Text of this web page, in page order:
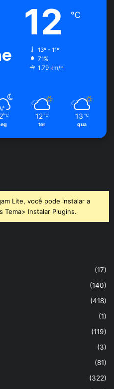
12 ℃
13º - 11º
71%
1.79 km/h
℃ 12 ℃
ter
13 ℃
qua
Lite, você pode instalar a
Tema> Instalar Plugins.
(17)
(140)
(418)
(1)
(119)
(3)
(81)
(322)